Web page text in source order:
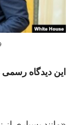
این دیدگاه